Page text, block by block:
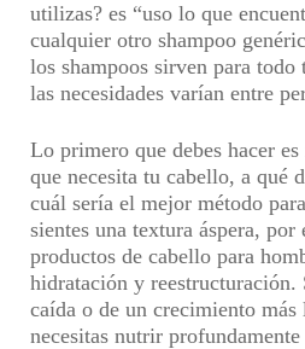
utilizas? es “uso lo que
cualquier otro shampoo
los shampoos sirven para
las necesidades varían entre
Lo primero que debes hacer
que necesita tu cabello, a qué
cuál sería el mejor método
sientes una textura áspera, por
productos de cabello para
hidratación y reestructuración.
caída o de un crecimiento
necesitas nutrir